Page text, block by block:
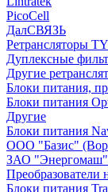
PicoCell
ДалСВЯЗЬ
Ретрансляторы
Дуплексные
Другие
Блоки питания,
Блоки питания
Другие
Блоки питания
ООО "Базис"
ЗАО "Энергомаш"
Преобразователи
Блоки питания